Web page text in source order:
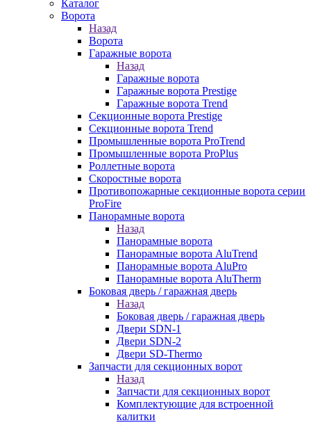
Каталог
Ворота
Назад
Ворота
Гаражные ворота
Назад
Гаражные ворота
Гаражные ворота Prestige
Гаражные ворота Trend
Секционные ворота Prestige
Секционные ворота Trend
Промышленные ворота ProTrend
Промышленные ворота ProPlus
Роллетные ворота
Скоростные ворота
Противопожарные секционные ворота серии
ProFire
Панорамные ворота
Назад
Панорамные ворота
Панорамные ворота AluTrend
Панорамные ворота AluPro
Панорамные ворота AluTherm
Боковая дверь / гаражная дверь
Назад
Боковая дверь / гаражная дверь
Двери SDN-1
Двери SDN-2
Двери SD-Thermo
Запчасти для секционных ворот
Назад
Запчасти для секционных ворот
Комплектующие для встроенной
калитки